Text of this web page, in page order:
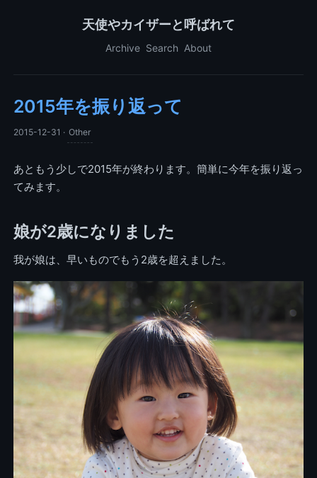
天使やカイザーと呼ばれて
Archive Search About
2015年を振り返って
2015-12-31 · Other
あともう少しで2015年が終わります。簡単に今年を振り返っ
てみます。
娘が2歳になりました
我が娘は、早いものでもう2歳を超えました。